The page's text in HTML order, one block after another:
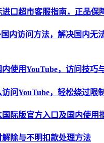
进口超市客服指南，正品保
内访问方法，解决国内无
使用YouTube，访问技巧
访问YouTube，轻松绕过限
际版官方入口及国内使用
解除与不明扣款处理方法